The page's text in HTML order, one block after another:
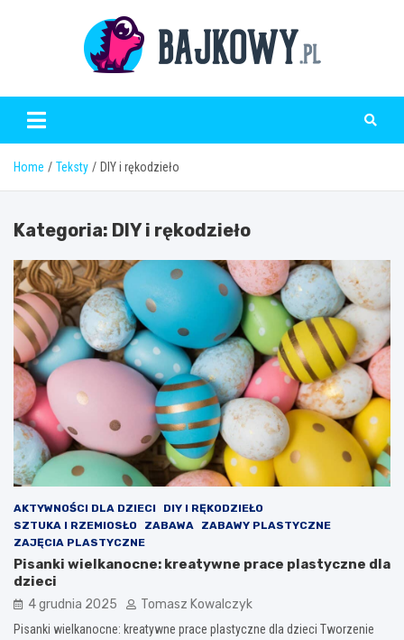
Bajkowy.pl
Home Teksty DIY i rękodzieło
Kategoria: DIY i rękodzieło
AKTYWNOŚCI DLA DZIECI
DIY I RĘKODZIEŁO
SZTUKA I RZEMIOSŁO
ZABAWA
ZABAWY PLASTYCZNE
ZAJĘCIA PLASTYCZNE
Pisanki wielkanocne: kreatywne prace plastyczne dla
dzieci
4 grudnia 2025 Tomasz Kowalczyk
Pisanki wielkanocne: kreatywne prace plastyczne dla dzieci Tworzenie